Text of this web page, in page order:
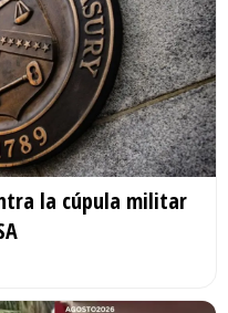
la cúpula militar